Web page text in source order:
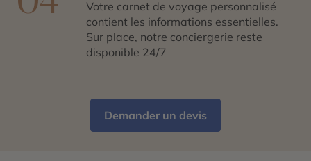
Votre carnet de voyage personnalisé
contient les informations essentielles.
Sur place, notre conciergerie reste
disponible 24/7
Demander un devis